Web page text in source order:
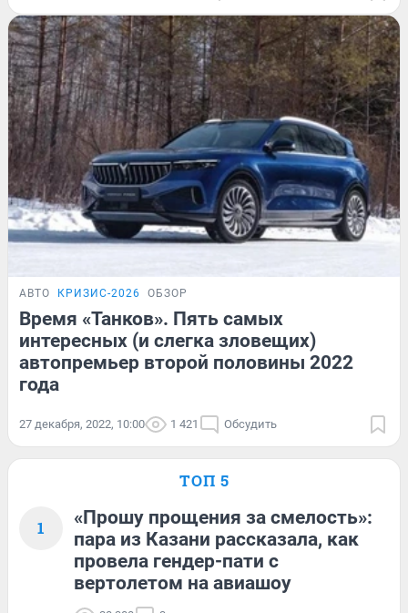
АВТО КРИЗИС-2026 ОБЗОР
Время «Танков». Пять самых
интересных (и слегка зловещих)
автопремьер второй половины 2022
года
27 декабря, 2022, 10:00 1 421 Обсудить
ТОП 5
1
«Прошу прощения за смелость»:
пара из Казани рассказала, как
провела гендер-пати с
вертолетом на авиашоу